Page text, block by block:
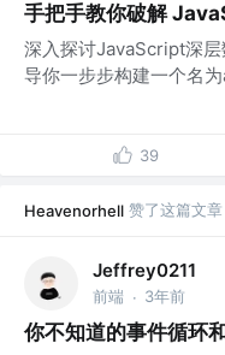
手把手教你破解
深入探讨JavaScript深
导你一步步构建一个名
39
Heavenorhell 赞了这篇文章
Jeffrey0211
前端 · 3年前
你不知道的事件循环